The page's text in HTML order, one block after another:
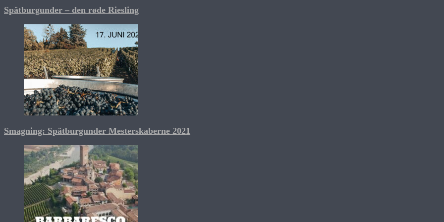
Spätburgunder – den røde Riesling
Smagning: Spätburgunder Mesterskaberne 2021